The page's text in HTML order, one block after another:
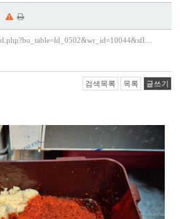
검색목록 목록 글쓰기